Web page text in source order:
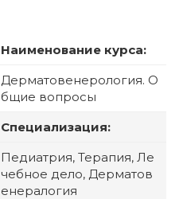
Наименование курса:
Дерматовенерология. О
бщие вопросы
Специализация:
Педиатрия, Терапия, Ле
чебное дело, Дерматов
енералогия